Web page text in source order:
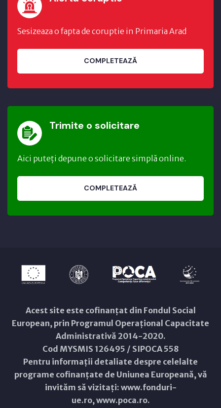
Sesizeaza o fapta de coruptie in Primaria Arad
COMPLETEAZĂ
Trimite o solicitare
Aici puteți depune o solicitare simplă online.
COMPLETEAZĂ
Acest site este cofinanțat din Fondul Social
European, prin Programul Operațional Capacitate
Administrativă 2014-2020.
Cod MYSMIS 126495 / SIPOCA 558
Pentru informații detaliate despre celelalte
programe cofinanțate de Uniunea Europeană, vă
invităm să vizitați: www.fonduri-
ue.ro,www.poca.ro.